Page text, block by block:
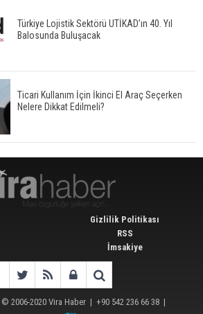
Türkiye Lojistik Sektörü UTİKAD’ın 40. Yıl
Balosunda Buluşacak
Ticari Kullanım İçin İkinci El Araç Seçerken
Nelere Dikkat Edilmeli?
Gizlilik Politikası
RSS
İmsakiye
© 2006-2020Vira Haber | +90 542 236 66 38 |